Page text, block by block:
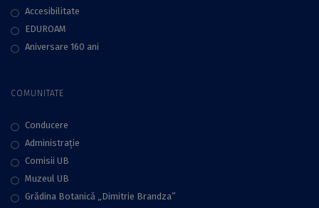
Accesibilitate
EDUROAM
Aniversare 160 ani
COMUNITATE
Conducere
Administraţie
Comisii UB
Muzeul UB
Grădina Botanică „Dimitrie Brandza”